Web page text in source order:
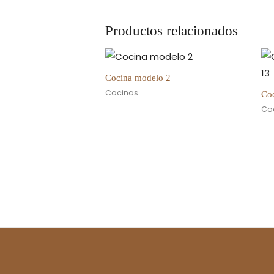
Productos relacionados
Cocina modelo 2
Cocinas